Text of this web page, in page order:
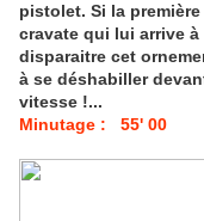
pistolet. Si la
cravate qui lui arrive
disparaitre cet
à se déshabiller
vitesse !...
Minutage : 55' 00